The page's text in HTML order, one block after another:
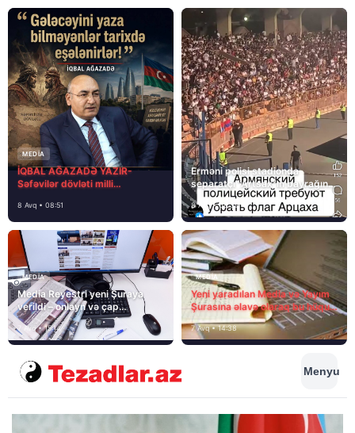
MEDİA
İQBAL AĞAZADƏ YAZIR-
Səfəvilər dövləti milli
8 Avq • 08:51
Erməni polisi stadionda
separatçı “Artsax”ın bayrağını
müsadirə etdi və…
8 Avq • 08:39
MEDİA
Media Reyestri yeni Şuraya
verildi – onlayn və çap
mediasını nə gözləyir?
7 Avq • 15:14
MEDİA
Yeni yaradılan Media və Yayım
Şurasına əlavə olaraq bu hüquq
və vəzifələr də verilib
7 Avq • 14:38
Menyu